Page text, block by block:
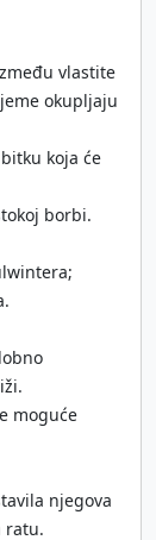
vlastite
okupljaju
koja će
borbi.
moguće
njegova
ratu.